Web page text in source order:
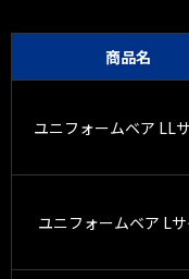
商品名
ユニフォームベア LL
ユニフォームベア L